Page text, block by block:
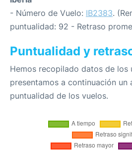
- Número de Vuelo: IB2383.
puntualidad: 92 - Retraso
Puntualidad y
Hemos recopilado datos de los
presentamos a continuación un
puntualidad de los vuelos.